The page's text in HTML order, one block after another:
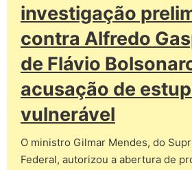
investigação
contra Alfredo
de Flávio
acusação de
vulnerável
O ministro Gilmar Mendes, do
Federal, autorizou a abertura de